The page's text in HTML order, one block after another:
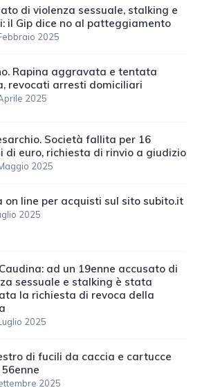
di violenza sessuale, stalking e
il Gip dice no al patteggiamento
2025
Rapina aggravata e tentata
revocati arresti domiciliari
2025
Società fallita per 16
di euro, richiesta di rinvio a giudizio
2025
on line per acquisti sul sito subito.it
2025
ad un 19enne accusato di
sessuale e stalking è stata
la richiesta di revoca della
2025
di fucili da caccia e cartucce
2025